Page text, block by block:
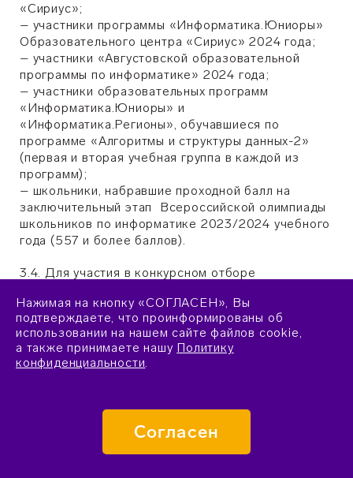
«Сириус»;
– участники программы «Информатика.Юниоры»
Образовательного центра «Сириус» 2024 года;
– участники «Августовской образовательной
программы по информатике» 2024 года;
– участники образовательных программ
«Информатика.Юниоры» и
«Информатика.Регионы», обучавшиеся по
программе «Алгоритмы и структуры данных-2»
(первая и вторая учебная группа в каждой из
программ);
– школьники, набравшие проходной балл на
заключительный этап Всероссийской олимпиады
школьников по информатике 2023/2024 учебного
года (557 и более баллов).
3.4. Для участия в конкурсном отборе
Образовательного центра «Сириус».
Регистрация будет доступна до 30 июня 2024
года.
Второй этап — дистанционное тестирование.
Третий этап — заключительный отборочный тур
Нажимая на кнопку «СОГЛАСЕН», Вы
подтверждаете, что проинформированы об
использовании на нашем сайте файлов cookie,
а также принимаете нашу Политику
конфиденциальности.
Согласен